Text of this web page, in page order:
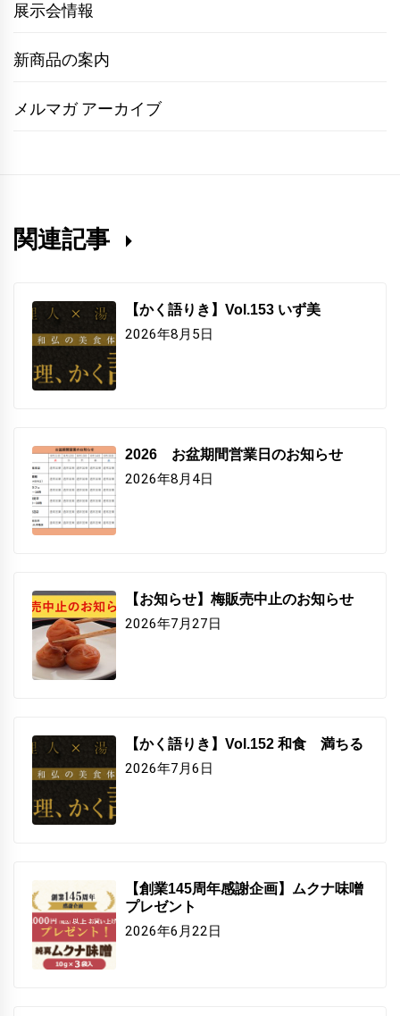
展示会情報
新商品の案内
メルマガ アーカイブ
関連記事
【かく語りき】Vol.153 いず美
2026年8月5日
2026 お盆期間営業日のお知らせ
2026年8月4日
【お知らせ】梅販売中止のお知らせ
2026年7月27日
【かく語りき】Vol.152 和食 満ちる
2026年7月6日
【創業145周年感謝企画】ムクナ味噌
プレゼント
2026年6月22日